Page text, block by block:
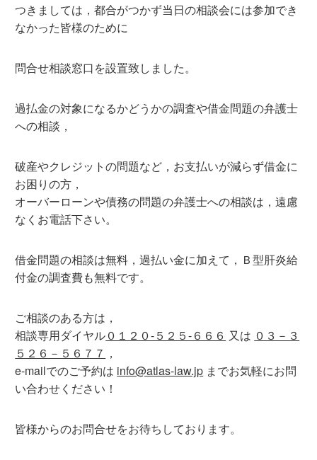
つきましては，都合がつかず当日の相談会には参加でき
なかった皆様のために
問合せ相談窓口を設置致しました。
過払金の対象になるかどうかの調査や借金問題の弁護士
への相談，
破産やクレジットの問題など，お支払いが減らず借金に
お困りの方，
オーバーローンや債務の問題の弁護士への相談は，遠慮
なくお電話下さい。
借金問題の相談は無料，過払い金に加えて，Ｂ型肝炎給
付金の調査費も無料です。
ご相談のある方は，
相談専用ダイヤル０１２０-５２５-６６６ 又は ０３－３
５２６－５６７７ ，
e-mailでのご予約は info@atlas-law.jp までお気軽にお問
い合わせください！
皆様からのお問合せをお待ちしております。